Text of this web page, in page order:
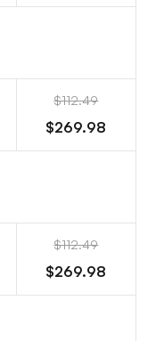
$112.49
$269.98
$112.49
$269.98